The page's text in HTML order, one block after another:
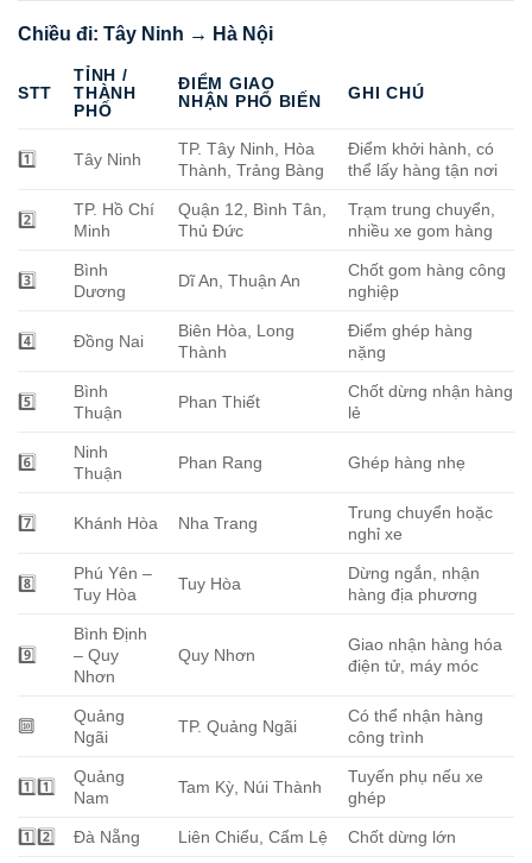
Chiều đi: Tây Ninh → Hà Nội
STT
TỈNH /
THÀNH
PHỐ
ĐIỂM GIAO
NHẬN PHỔ BIẾN
GHI CHÚ
1️⃣ Tây Ninh
TP. Tây Ninh, Hòa
Thành, Trảng Bàng
Điểm khởi hành, có
thể lấy hàng tận nơi
2️⃣
TP. Hồ Chí
Minh
Quận 12, Bình Tân,
Thủ Đức
Trạm trung chuyển,
nhiều xe gom hàng
3️⃣
Bình
Dương
Dĩ An, Thuận An
Chốt gom hàng công
nghiệp
4️⃣ Đồng Nai
Biên Hòa, Long
Thành
Điểm ghép hàng
nặng
5️⃣
Bình
Thuận
Phan Thiết
Chốt dừng nhận hàng
lẻ
6️⃣
Ninh
Thuận
Phan Rang Ghép hàng nhẹ
7️⃣ Khánh Hòa Nha Trang
Trung chuyển hoặc
nghỉ xe
8️⃣
Phú Yên –
Tuy Hòa
Tuy Hòa
Dừng ngắn, nhận
hàng địa phương
9️⃣
Bình Định
– Quy
Nhơn
Quy Nhơn
Giao nhận hàng hóa
điện tử, máy móc
🔟
Quảng
Ngãi
TP. Quảng Ngãi
Có thể nhận hàng
công trình
1️⃣1️⃣
Quảng
Nam
Tam Kỳ, Núi Thành
Tuyến phụ nếu xe
ghép
1️⃣2️⃣ Đà Nẵng Liên Chiểu, Cẩm Lệ Chốt dừng lớn